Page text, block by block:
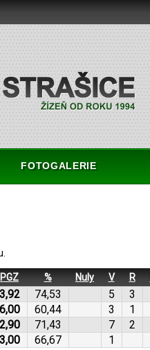
FOTOGALERIE
PGZ % Nuly V R
3,92 74,53 5 3
6,00 60,44 3 1
2,90 71,43 7 2
3,00 66,67 1